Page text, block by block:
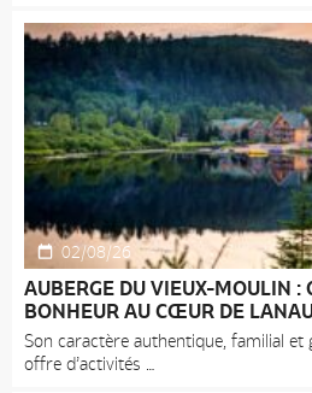
02/08/26
AUBERGE DU VIEUX-MOULIN :
BONHEUR AU CŒUR DE
Son caractère authentique, familial et
offre d’activités